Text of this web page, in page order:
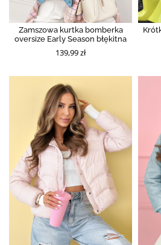
Zamszowa kurtka bomberka
oversize Early Season błękitna
139,99 zł